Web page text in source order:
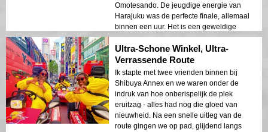
Omotesando. De jeugdige energie van
Harajuku was de perfecte finale, allemaal
binnen een uur. Het is een geweldige
manier om de hotspots van Tokio te
proeven als je beperkte tijd maar hoge
verwachtingen hebt!
Ultra-Schone Winkel, Ultra-
Verrassende Route
Ik stapte met twee vrienden binnen bij
Shibuya Annex en we waren onder de
indruk van hoe onberispelijk de plek
eruitzag - alles had nog die gloed van
nieuwheid. Na een snelle uitleg van de
route gingen we op pad, glijdend langs